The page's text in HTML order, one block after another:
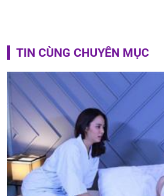
TIN CÙNG CHUYÊN MỤC